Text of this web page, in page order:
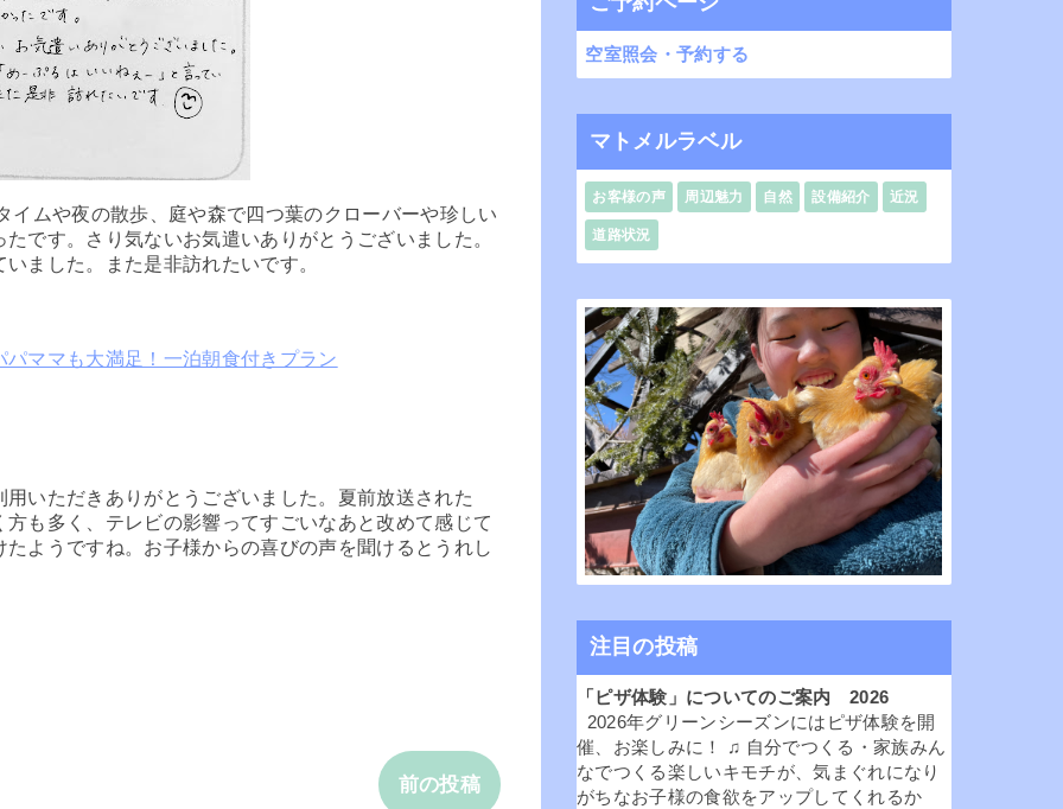
ムや夜の散歩、庭や森で四つ葉のクローバーや珍しい
です。さり気ないお気遣いありがとうございました。
ました。また是非訪れたいです。
パママも大満足！一泊朝食付きプラン
いただきありがとうございました。夏前放送された
方も多く、テレビの影響ってすごいなあと改めて感じて
ようですね。お子様からの喜びの声を聞けるとうれし
前の投稿
空室照会・予約する
マトメルラベル
お客様の声 周辺魅力 自然 設備紹介 近況
道路状況
注目の投稿
「ピザ体験」についてのご案内 2026
2026年グリーンシーズンにはピザ体験を開
催、お楽しみに！ ♫ 自分でつくる・家族みん
なでつくる楽しいキモチが、気まぐれになり
がちなお子様の食欲をアップしてくれるか